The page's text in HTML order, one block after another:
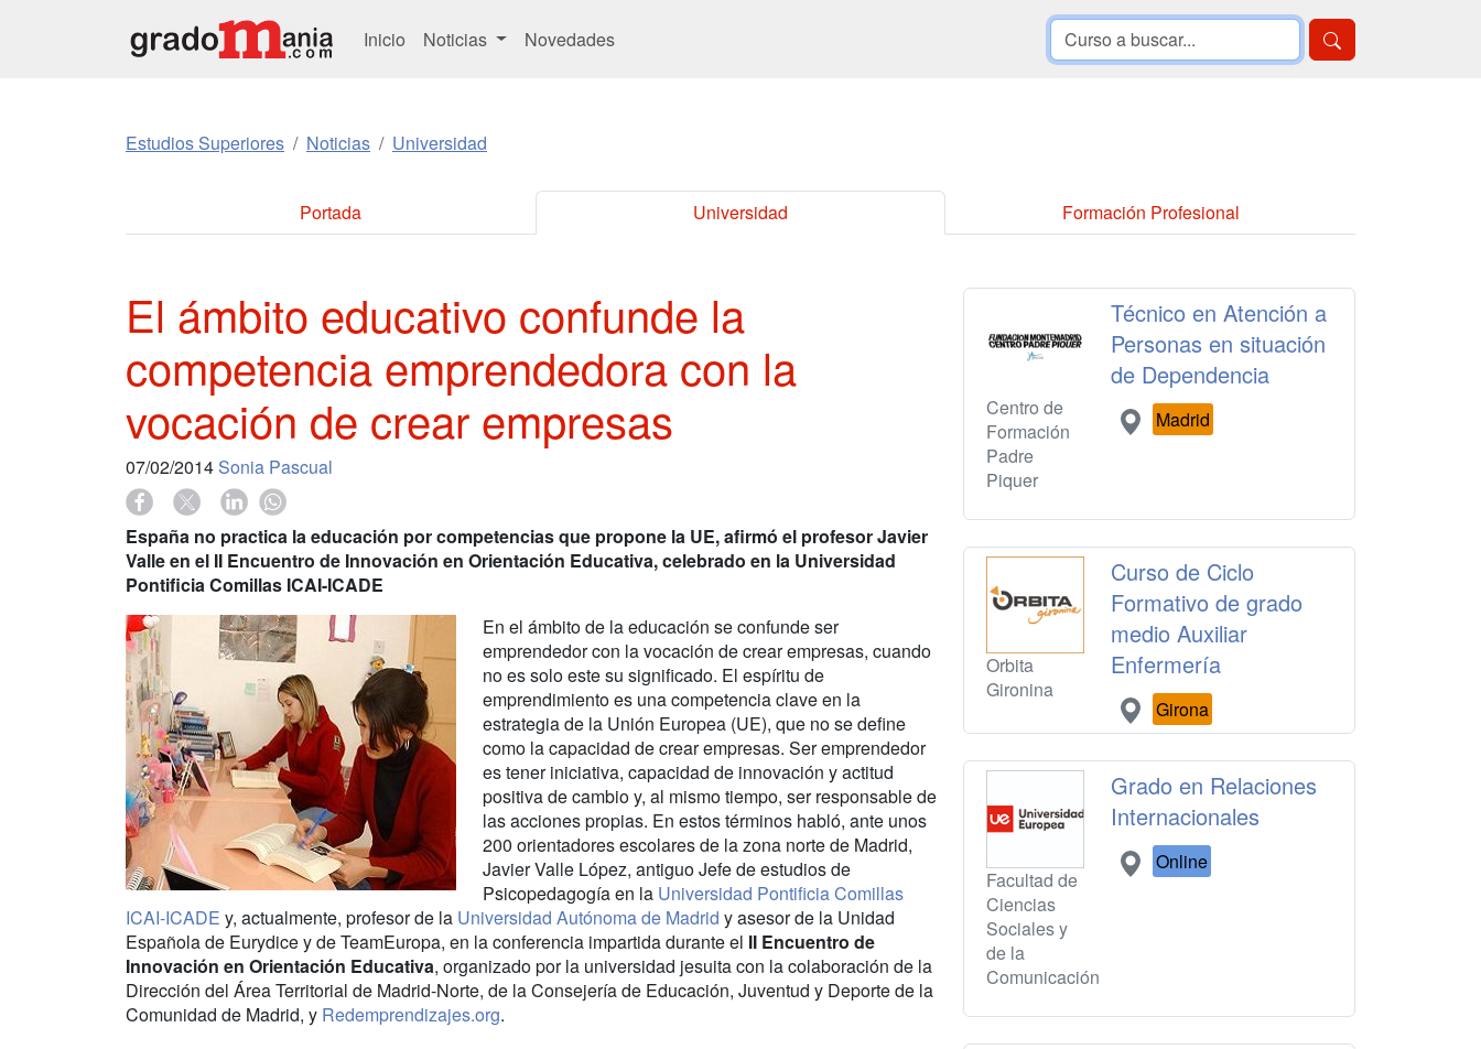
Inicio Noticias Novedades
Estudios Superiores Noticias Universidad
Portada Universidad Formación Profesional
El ámbito educativo confunde la
competencia emprendedora con la
vocación de crear empresas
07/02/2014 Sonia Pascual
España no practica la educación por competencias que propone la UE, afirmó el profesor Javier
Valle en el II Encuentro de Innovación en Orientación Educativa, celebrado en la Universidad
Pontificia Comillas ICAI-ICADE
En el ámbito de la educación se confunde ser
emprendedor con la vocación de crear empresas, cuando
no es solo este su significado. El espíritu de
emprendimiento es una competencia clave en la
estrategia de la Unión Europea (UE), que no se define
como la capacidad de crear empresas. Ser emprendedor
es tener iniciativa, capacidad de innovación y actitud
positiva de cambio y, al mismo tiempo, ser responsable de
las acciones propias. En estos términos habló, ante unos
200 orientadores escolares de la zona norte de Madrid,
Javier Valle López, antiguo Jefe de estudios de
Psicopedagogía en la Universidad Pontificia Comillas
ICAI-ICADE y, actualmente, profesor de la Universidad Autónoma de Madrid y asesor de la Unidad
Española de Eurydice y de TeamEuropa, en la conferencia impartida durante el II Encuentro de
Innovación en Orientación Educativa, organizado por la universidad jesuita con la colaboración de la
Dirección del Área Territorial de Madrid-Norte, de la Consejería de Educación, Juventud y Deporte de la
Comunidad de Madrid, y Redemprendizajes.org.
Centro de
Formación
Padre
Piquer
Técnico en Atención a
Personas en situación
de Dependencia
Madrid
Orbita
Gironina
Curso de Ciclo
Formativo de grado
medio Auxiliar
Enfermería
Girona
Facultad de
Ciencias
Sociales y
de la
Comunicación
Grado en Relaciones
Internacionales
Online